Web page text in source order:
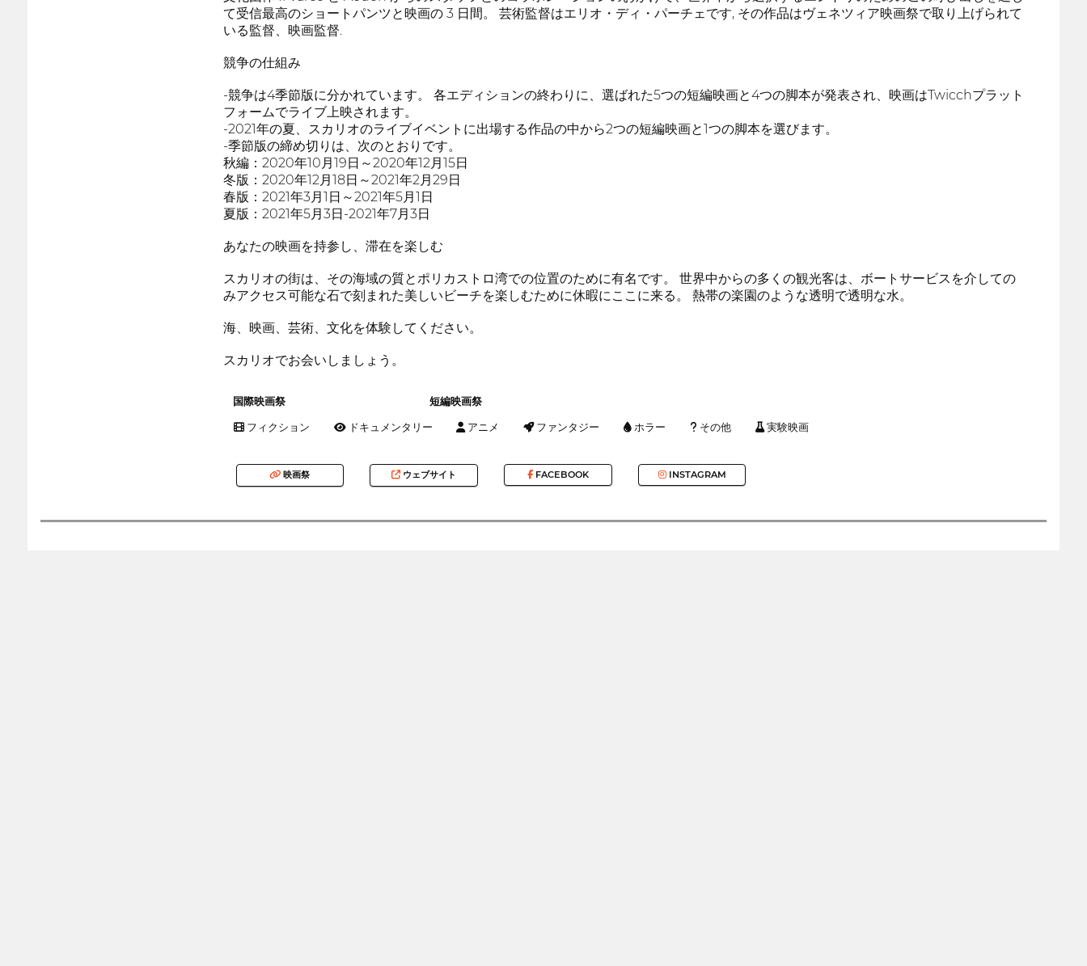
て受信最高のショートパンツと映画の 3 日間。 芸術監督はエリオ・ディ・パーチェです, その作品はヴェネツィア映画祭で取り上げられて
いる監督、映画監督.
競争の仕組み
-競争は4季節版に分かれています。 各エディションの終わりに、選ばれた5つの短編映画と4つの脚本が発表され、映画はTwicchプラット
フォームでライブ上映されます。
-2021年の夏、スカリオのライブイベントに出場する作品の中から2つの短編映画と1つの脚本を選びます。
-季節版の締め切りは、次のとおりです。
秋編：2020年10月19日～2020年12月15日
冬版：2020年12月18日～2021年2月29日
春版：2021年3月1日～2021年5月1日
夏版：2021年5月3日-2021年7月3日
あなたの映画を持参し、滞在を楽しむ
スカリオの街は、その海域の質とポリカストロ湾での位置のために有名です。 世界中からの多くの観光客は、ボートサービスを介しての
みアクセス可能な石で刻まれた美しいビーチを楽しむために休暇にここに来る。 熱帯の楽園のような透明で透明な水。
海、映画、芸術、文化を体験してください。
スカリオでお会いしましょう。
国際映画祭 短編映画祭
フィクション ドキュメンタリー アニメ ファンタジー ホラー その他 実験映画
映画祭 ウェブサイト FACEBOOK INSTAGRAM